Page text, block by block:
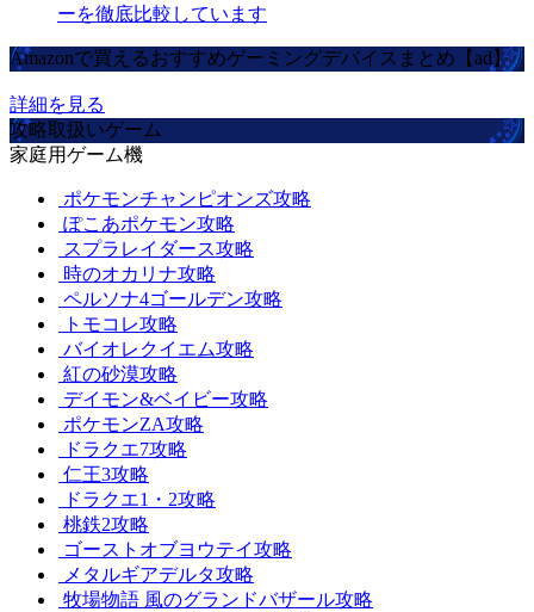
ーを徹底比較しています
Amazonで買えるおすすめゲーミングデバイスまとめ【ad】
詳細を見る
攻略取扱いゲーム
家庭用ゲーム機
ポケモンチャンピオンズ攻略
ぽこあポケモン攻略
スプラレイダース攻略
時のオカリナ攻略
ペルソナ4ゴールデン攻略
トモコレ攻略
バイオレクイエム攻略
紅の砂漠攻略
デイモン&ベイビー攻略
ポケモンZA攻略
ドラクエ7攻略
仁王3攻略
ドラクエ1・2攻略
桃鉄2攻略
ゴーストオブヨウテイ攻略
メタルギアデルタ攻略
牧場物語 風のグランドバザール攻略